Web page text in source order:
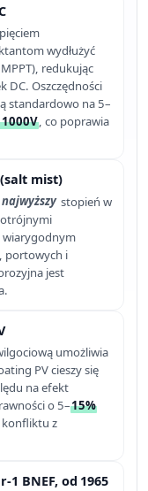
wydłużyć
redukując
DC. Oszczędności
standardowo na 5–
1000V, co poprawia
mist)
najwyższy stopień w
wiarygodnym
portowych i
jest
umożliwia
PV cieszy się
na efekt
o 5–15%
konfliktu z
BNEF, od 1965